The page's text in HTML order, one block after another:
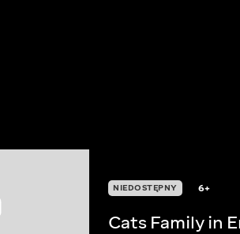
NIEDOSTĘPNY 6+
Cats Family in